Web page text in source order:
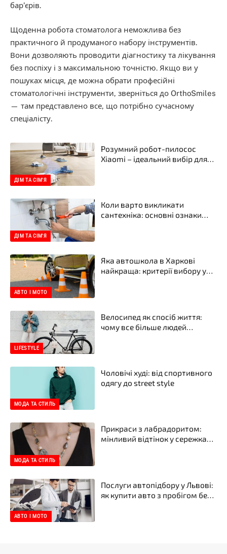
бар’єрів.
Щоденна робота стоматолога неможлива без
практичного й продуманого набору інструментів.
Вони дозволяють проводити діагностику та лікування
без поспіху і з максимальною точністю. Якщо ви у
пошуках місця, де можна обрати професійні
стоматологічні інструменти, зверніться до OrthoSmiles
— там представлено все, що потрібно сучасному
спеціалісту.
ДІМ ТА СІМ'Я
Розумний робот-пилосос
Xiaomi – ідеальний вибір для
ДІМ ТА СІМ'Я
Коли варто викликати
сантехніка: основні ознаки
АВТО І МОТО
Яка автошкола в Харкові
найкраща: критерії вибору у
LIFESTYLE
Велосипед як спосіб життя:
чому все більше людей
МОДА ТА СТИЛЬ
Чоловічі худі: від спортивного
одягу до street style
МОДА ТА СТИЛЬ
Прикраси з лабрадоритом:
мінливий відтінок у сережках і
АВТО І МОТО
Послуги автопідбору у Львові:
як купити авто з пробігом без